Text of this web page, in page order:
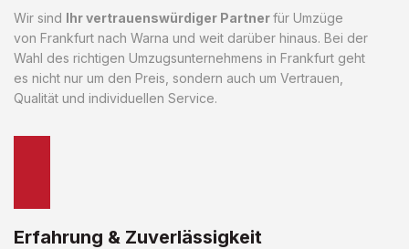
Wir sind Ihr vertrauenswürdiger Partnerfür Umzüge
von Frankfurt nach Warna und weit darüber hinaus. Bei der
Wahl des richtigen Umzugsunternehmens in Frankfurt geht
es nicht nur um den Preis, sondern auch um Vertrauen,
Qualität und individuellen Service.
Erfahrung & Zuverlässigkeit